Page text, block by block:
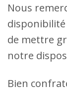
Nous
disponibilité
de mettre
notre
Bien